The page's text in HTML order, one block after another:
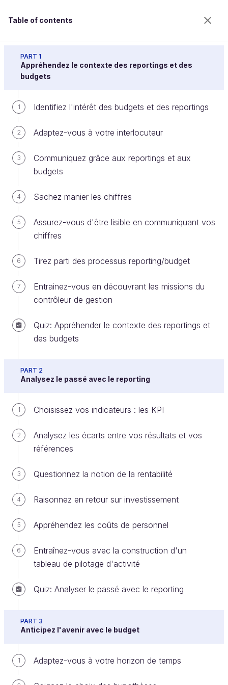
Réalisez des reportings et des budgets pour
convaincre
Table of contents
PART 1
Appréhendez le contexte des reportings et des
budgets
1 Identifiez l'intérêt des budgets et des reportings
2 Adaptez-vous à votre interlocuteur
3
Communiquez grâce aux reportings et aux
budgets
4 Sachez manier les chiffres
5
Assurez-vous d'être lisible en communiquant vos
chiffres
6 Tirez parti des processus reporting/budget
7
Entrainez-vous en découvrant les missions du
contrôleur de gestion
Quiz: Appréhender le contexte des reportings et
des budgets
PART 2
Analysez le passé avec le reporting
1 Choisissez vos indicateurs : les KPI
2
Analysez les écarts entre vos résultats et vos
références
3 Questionnez la notion de la rentabilité
4 Raisonnez en retour sur investissement
5 Appréhendez les coûts de personnel
6
Entraînez-vous avec la construction d'un
tableau de pilotage d'activité
Quiz: Analyser le passé avec le reporting
PART 3
Anticipez l'avenir avec le budget
1 Adaptez-vous à votre horizon de temps
Construisez un modèle de
projection
Welcome to the 100% online school for careers with
a future.
(quizzes, videos, unlimited access to all chapters) by
creating an account.
Create an account or log in
Maintenant que nous sommes au clair sur l’horizon
de projection et sur le choix des hypothèses, il ne
nous reste plus qu’à construire
Qu’est-ce qu’un modèle ? En fait, c’est très simple :
c’est un outil,généralement un classeur Excel,qui
calcule et présente des projections à partir
d’un jeu d’hypothèses
Il répond aux exigences déjà vues pour tous les
fichiers Excel. En particulier, il demande de
distinguer, de la manière la plus claire possible, des
onglets d’hypothèses, des onglets de calculs et des
onglets de résultats.
exigence de cohérence interne. Cela signifie
logiquement des hypothèses, en passant
Cela va vous demander une certaine rigueur :
Vous devrezveiller à ce que toutes les
modification d’une hypothèse soient
répercutées dans votre modèle
Par exemple, si vous modifiez votre hypothèse